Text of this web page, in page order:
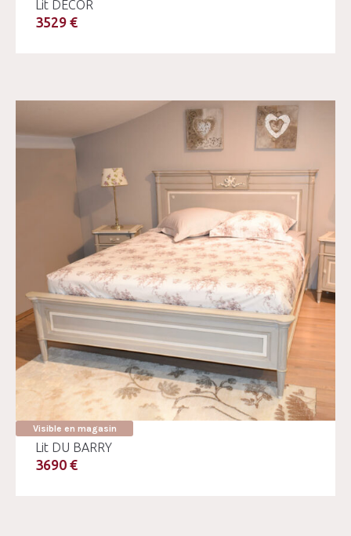
Lit DECOR
3529 €
Visible en magasin
Lit DU BARRY
3690 €